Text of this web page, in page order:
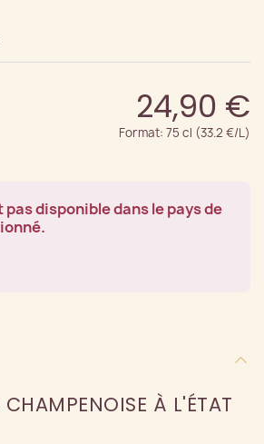
24,90 €
Format: 75 cl (33.2 €/L)
disponible dans le pays de
CHAMPENOISE À L'ÉTAT